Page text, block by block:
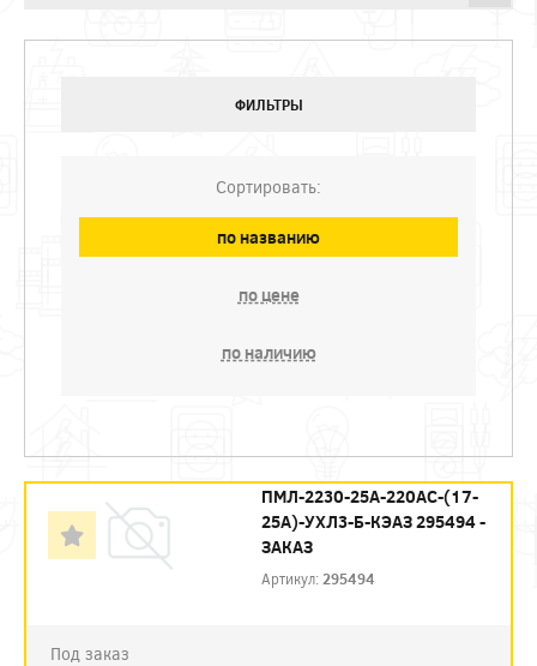
ФИЛЬТРЫ
Сортировать:
по названию
по цене
по наличию
ПМЛ-2230-25А-220AC-(17-
25А)-УХЛ3-Б-КЭАЗ 295494 -
ЗАКАЗ
Артикул: 295494
Под заказ